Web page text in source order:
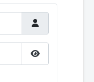
Mostrar senha